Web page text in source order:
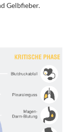
Gelbfieber.